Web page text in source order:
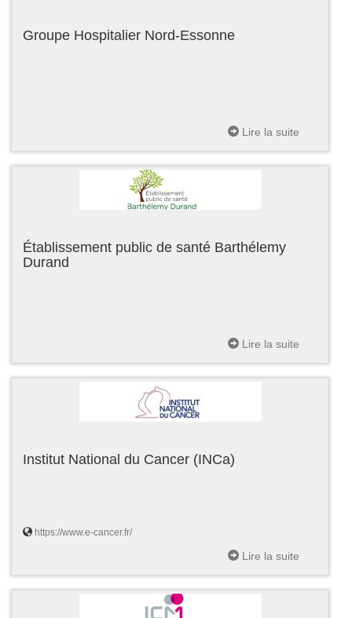
Groupe Hospitalier Nord-Essonne
Lire la suite
Établissement public de santé Barthélemy
Durand
Lire la suite
Institut National du Cancer (INCa)
https://www.e-cancer.fr/
Lire la suite